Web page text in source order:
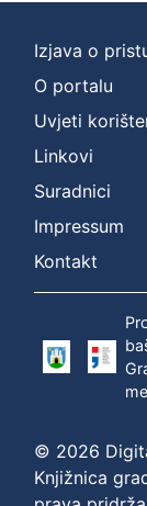
Izjava o
O portalu
Uvjeti
Linkovi
Suradnici
Impressum
Kontakt
© 2026
Knjižnica